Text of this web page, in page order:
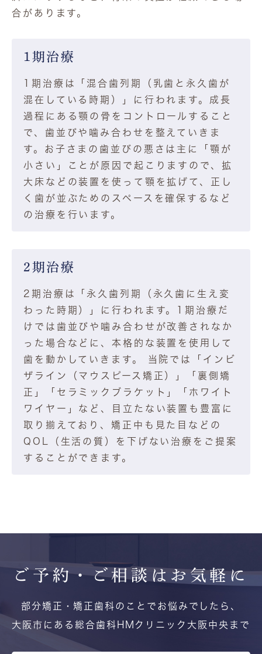
合があります。
1期治療
1期治療は「混合歯列期（乳歯と永久歯が
混在している時期）」に行われます。成長
過程にある顎の骨をコントロールすること
で、歯並びや噛み合わせを整えていきま
す。お子さまの歯並びの悪さは主に「顎が
小さい」ことが原因で起こりますので、拡
大床などの装置を使って顎を拡げて、正し
く歯が並ぶためのスペースを確保するなど
の治療を行います。
2期治療
2期治療は「永久歯列期（永久歯に生え変
わった時期）」に行われます。1期治療だ
けでは歯並びや噛み合わせが改善されなか
った場合などに、本格的な装置を使用して
歯を動かしていきます。 当院では「インビ
ザライン（マウスピース矯正）」「裏側矯
正」「セラミックブラケット」「ホワイト
ワイヤー」など、目立たない装置も豊富に
取り揃えており、矯正中も見た目などの
QOL（生活の質）を下げない治療をご提案
することができます。
ご予約・ご相談は お気軽に
部分矯正・矯正歯科のことでお悩みでしたら、
大阪市にある総合歯科HMクリニック大阪中央まで